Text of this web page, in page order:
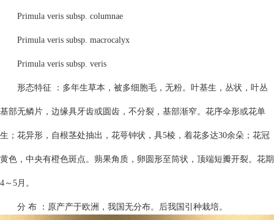
Primula veris subsp. columnae
Primula veris subsp. macrocalyx
Primula veris subsp. veris
形态特征 ：多年生草本，被多细胞毛，无粉。叶基生，丛状，叶丛
基部无鳞片，边缘具牙齿或圆齿，不分裂，基部渐窄。花序伞形或花单
生；花异形，自根茎处抽出，花萼钟状，具5棱，着花多达30余朵；花冠
黄色，中央有橙色斑点。蒴果角质，卵圆形至筒状，顶端短瓣开裂。花期
4～5月。
分 布 ：原产产于欧洲，我国无分布。后我国引种栽培。